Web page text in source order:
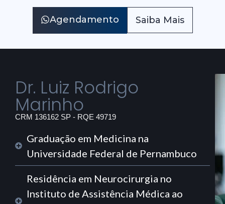
Agendamento Saiba Mais
Dr. Luiz Rodrigo
Marinho
CRM 136162 SP - RQE 49719
Graduação em Medicina na
Universidade Federal de Pernambuco
Residência em Neurocirurgia no
Instituto de Assistência Médica ao